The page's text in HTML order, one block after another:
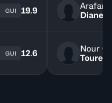
GUI 19.9
GUI 12.6
Arafan
Diane
Nour
Toure